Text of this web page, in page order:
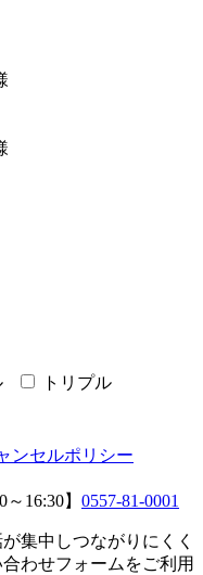
トリプル
ンセルポリシー
16:30】 0557-81-0001
集中しつながりにくく
わせフォームをご利用